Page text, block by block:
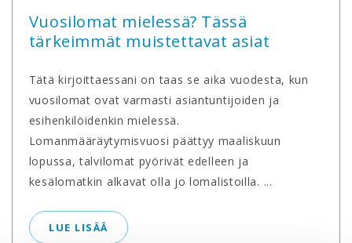
Vuosilomat mielessä? Tässä
tärkeimmät muistettavat asiat
Tätä kirjoittaessani on taas se aika vuodesta, kun
vuosilomat ovat varmasti asiantuntijoiden ja
esihenkilöidenkin mielessä.
Lomanmääräytymisvuosi päättyy maaliskuun
lopussa, talvilomat pyörivät edelleen ja
kesälomatkin alkavat olla jo lomalistoilla. ...
LUE LISÄÄ